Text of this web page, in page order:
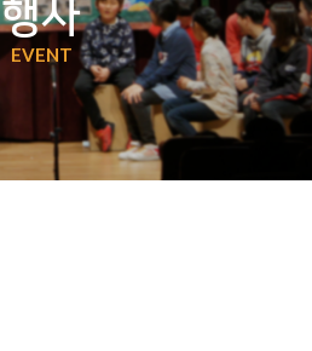
행사
EVENT